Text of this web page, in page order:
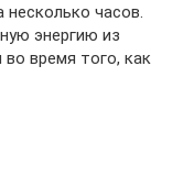
часов.
энергию из
время того, как